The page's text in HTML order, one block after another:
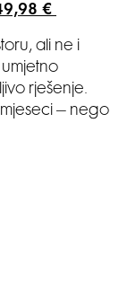
€
ali ne i
rješenje.
– nego